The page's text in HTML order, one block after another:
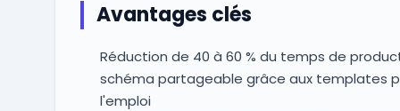
Avantages clés
Réduction de 40 à 60 % du temps de
schéma partageable grâce aux templates
l'emploi